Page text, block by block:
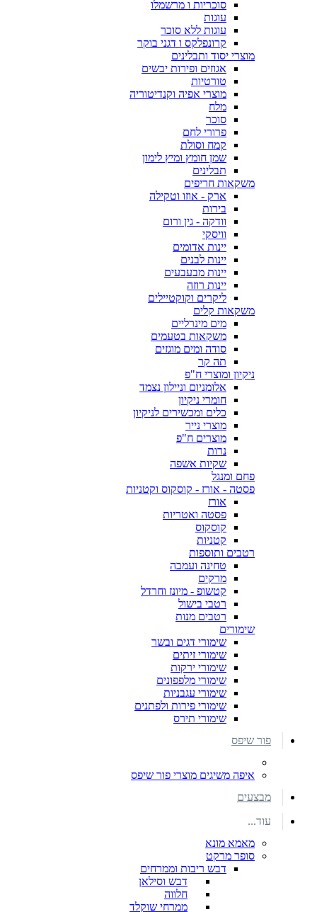
סוכריות ו מרשמלו
עוגות
עוגות ללא סוכר
קרונפלקס ו דגני בוקר
מוצרי יסוד ותבלינים
אגוזים ופירות יבשים
טורטיות
מוצרי אפיה וקנדיטוריה
מלח
סוכר
פרורי לחם
קמח וסולת
שמן חומץ ומיץ לימון
תבלינים
משקאות חריפים
ארק - אוזו וטקילה
בירות
וודקה - גין ורום
וויסקי
יינות אדומים
יינות לבנים
יינות מבעבעים
יינות רוזה
ליקרים וקוקטיילים
משקאות קלים
מים מינרליים
משקאות בטעמים
סודה ומים מוגזים
תה קר
ניקיון ומוצרי ח"פ
אלומניום וניילון נצמד
חומרי ניקיון
כלים ומכשירים לניקיון
מוצרי נייר
מוצרים ח"פ
נרות
שקיות אשפה
פחם ומנגל
פסטה - אורז - קוסקוס וקטניות
אורז
פסטה ואטריות
קוסקוס
קטניות
רטבים ותוספות
טחינה ועמבה
מרקים
קטשופ - מיונז וחרדל
רטבי בישול
רטבים מנות
שימורים
שימורי דגים ובשר
שימורי זיתים
שימורי ירקות
שימורי מלפפונים
שימורי עגבניות
שימורי פירות ולפתנים
שימורי תירס
פור שיפס
איפה משיגים מוצרי פור שיפס
מבצעים
עוד...
מאמא מונא
סופר מרקט
דבש ריבות וממרחים
דבש וסילאן
חלווה
ממרחי שוקלד